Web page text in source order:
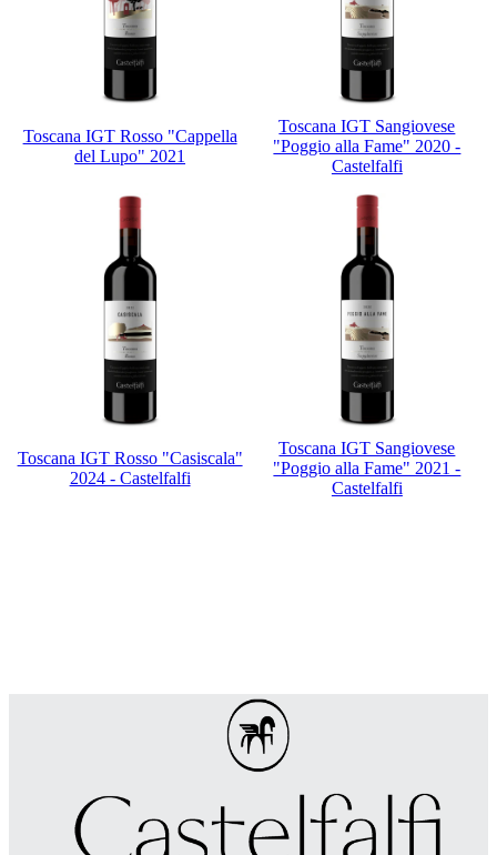
Toscana IGT Rosso "Cappella
del Lupo" 2021
Toscana IGT Sangiovese
"Poggio alla Fame" 2020 -
Castelfalfi
Toscana IGT Rosso "Casiscala"
2024 - Castelfalfi
Toscana IGT Sangiovese
"Poggio alla Fame" 2021 -
Castelfalfi